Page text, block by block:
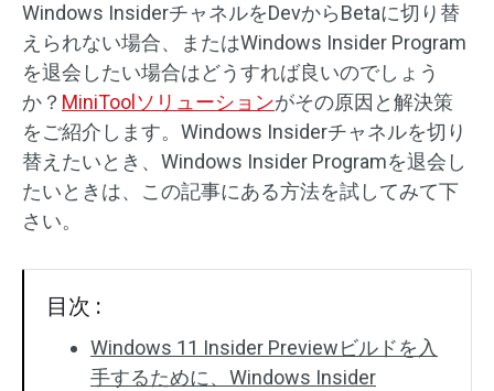
Windows InsiderチャネルをDevからBetaに切り替
えられない場合、またはWindows Insider Program
を退会したい場合はどうすれば良いのでしょう
か？ MiniToolソリューションがその原因と解決策
をご紹介します。Windows Insiderチャネルを切り
替えたいとき、Windows Insider Programを退会し
たいときは、この記事にある方法を試してみて下
さい。
目次 :
Windows 11 Insider Previewビルドを入
手するために、Windows Insider